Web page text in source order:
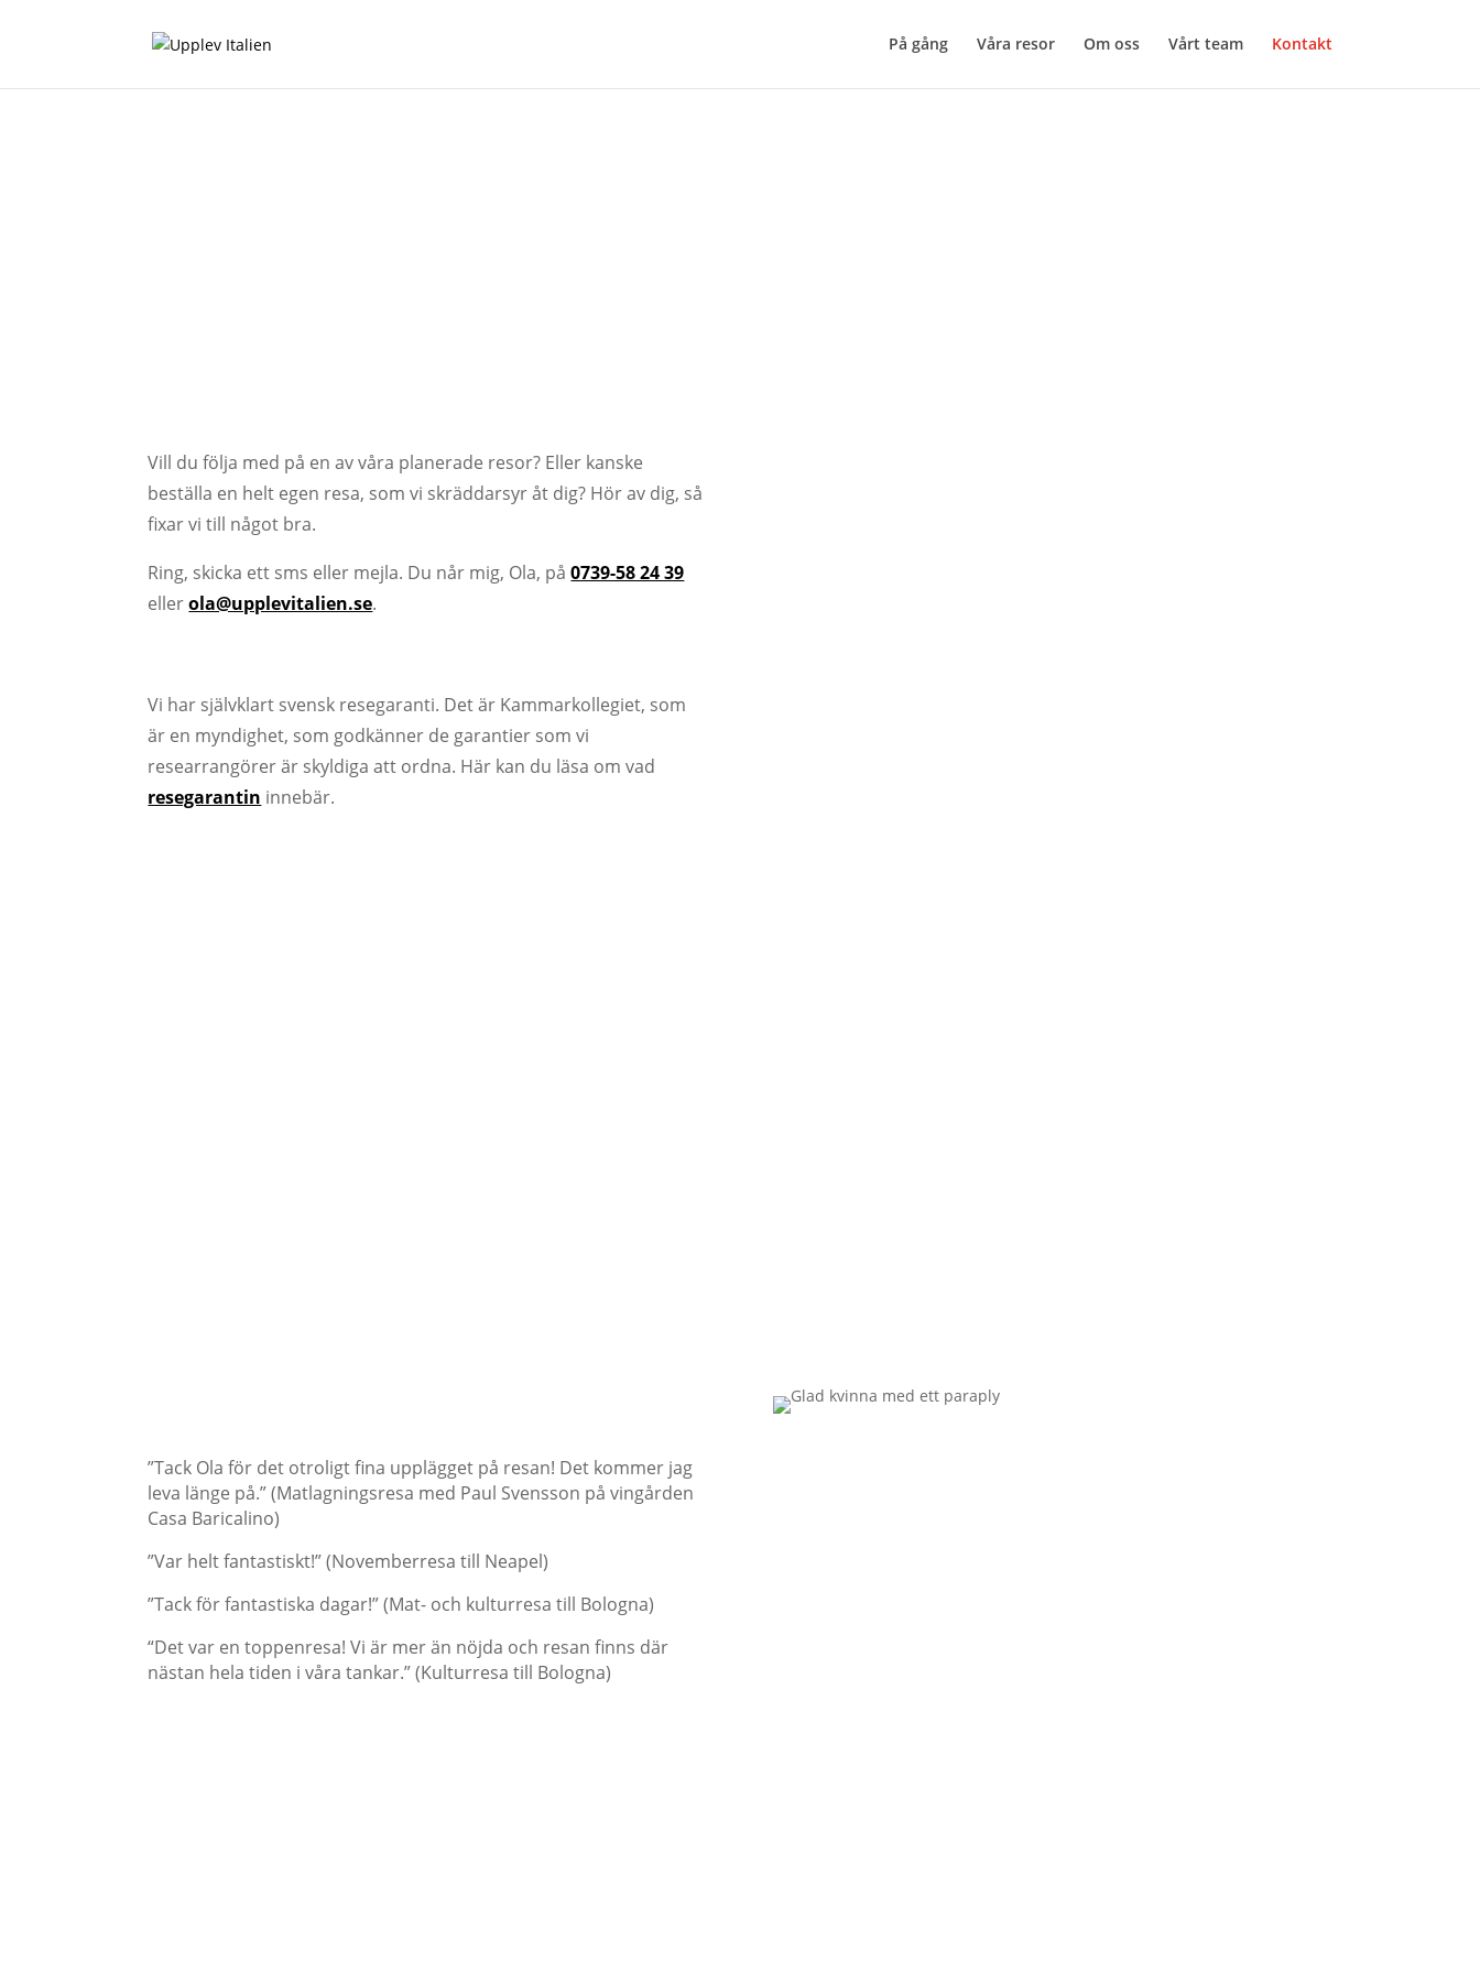
På gång Våra resor Om oss Vårt team Kontakt
Vill du följa med på en av våra planerade resor? Eller kanske
beställa en helt egen resa, som vi skräddarsyr åt dig? Hör av dig, så
fixar vi till något bra.
Ring, skicka ett sms eller mejla. Du når mig, Ola, på0739-58 24 39
ellerola@upplevitalien.se.
Vi har självklart svensk resegaranti. Det är Kammarkollegiet, som
är en myndighet, som godkänner de garantier som vi
researrangörer är skyldiga att ordna. Här kan du läsa om vad
resegarantin innebär.
”Tack Ola för det otroligt fina upplägget på resan! Det kommer jag
leva länge på.” (Matlagningsresa med Paul Svensson på vingården
Casa Baricalino)
”Var helt fantastiskt!” (Novemberresa till Neapel)
”Tack för fantastiska dagar!” (Mat- och kulturresa till Bologna)
“Det var en toppenresa! Vi är mer än nöjda och resan finns där
nästan hela tiden i våra tankar.” (Kulturresa till Bologna)